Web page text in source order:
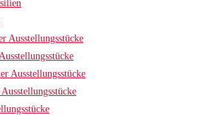
Ausstellungsstücke
Ausstellungsstücke